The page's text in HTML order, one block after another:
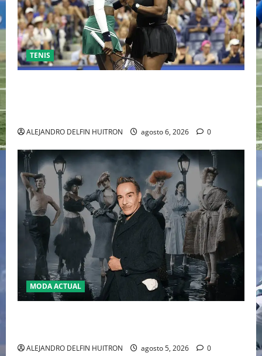
TENIS
ALEJANDRO DELFIN HUITRON agosto 6, 2026 0
MODA ACTUAL
ALEJANDRO DELFIN HUITRON agosto 5, 2026 0